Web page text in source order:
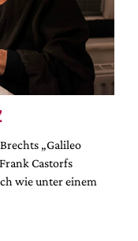
„Galileo
Castorfs
wie unter einem